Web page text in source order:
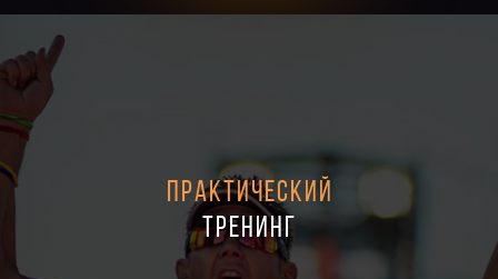
ПРАКТИЧЕСКИЙ
ТРЕНИНГ